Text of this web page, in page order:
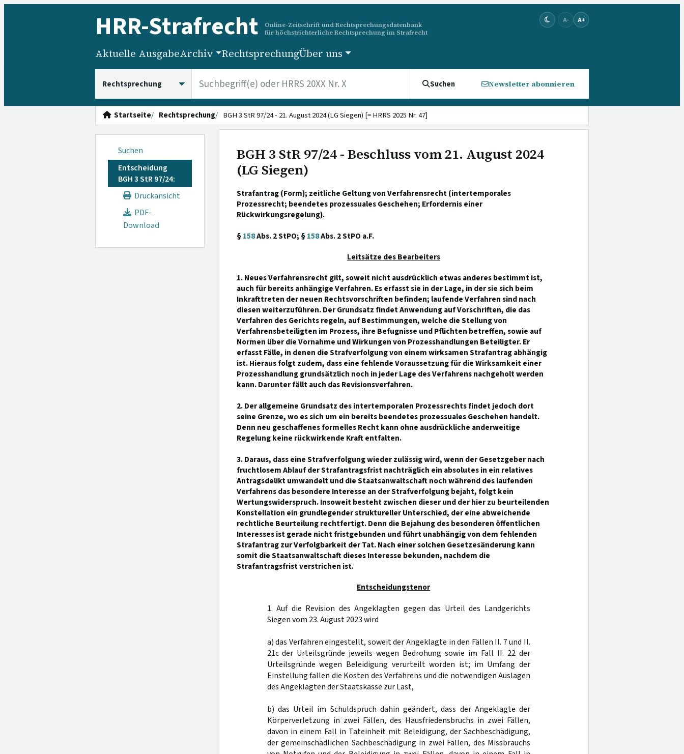
HRR-Strafrecht
Online-Zeitschrift und Rechtsprechungsdatenbank
für höchstrichterliche Rechtsprechung im Strafrecht
A- A+
Aktuelle AusgabeArchiv RechtsprechungÜber uns
Suchen Newsletter abonnieren
Startseite Rechtsprechung BGH 3 StR 97/24 - 21. August 2024 (LG Siegen) [= HRRS 2025 Nr. 47]
Suchen
Entscheidung
BGH 3 StR 97/24:
Druckansicht
PDF-
Download
BGH 3 StR 97/24 - Beschluss vom 21. August 2024
(LG Siegen)
Strafantrag (Form); zeitliche Geltung von Verfahrensrecht (intertemporales
Prozessrecht; beendetes prozessuales Geschehen; Erfordernis einer
Rückwirkungsregelung).
§158Abs. 2 StPO; §158Abs. 2 StPO a.F.
Leitsätze des Bearbeiters
1. Neues Verfahrensrecht gilt, soweit nicht ausdrücklich etwas anderes bestimmt ist,
auch für bereits anhängige Verfahren. Es erfasst sie in der Lage, in der sie sich beim
Inkrafttreten der neuen Rechtsvorschriften befinden; laufende Verfahren sind nach
diesen weiterzuführen. Der Grundsatz findet Anwendung auf Vorschriften, die das
Verfahren des Gerichts regeln, auf Bestimmungen, welche die Stellung von
Verfahrensbeteiligten im Prozess, ihre Befugnisse und Pflichten betreffen, sowie auf
Normen über die Vornahme und Wirkungen von Prozesshandlungen Beteiligter. Er
erfasst Fälle, in denen die Strafverfolgung von einem wirksamen Strafantrag abhängig
ist. Hieraus folgt zudem, dass eine fehlende Voraussetzung für die Wirksamkeit einer
Prozesshandlung grundsätzlich noch in jeder Lage des Verfahrens nachgeholt werden
kann. Darunter fällt auch das Revisionsverfahren.
2. Der allgemeine Grundsatz des intertemporalen Prozessrechts findet jedoch dort
seine Grenze, wo es sich um ein bereits beendetes prozessuales Geschehen handelt.
Denn neu geschaffenes formelles Recht kann ohne ausdrückliche anderweitige
Regelung keine rückwirkende Kraft entfalten.
3. Daraus, dass eine Strafverfolgung wieder zulässig wird, wenn der Gesetzgeber nach
fruchtlosem Ablauf der Strafantragsfrist nachträglich ein absolutes in ein relatives
Antragsdelikt umwandelt und die Staatsanwaltschaft noch während des laufenden
Verfahrens das besondere Interesse an der Strafverfolgung bejaht, folgt kein
Wertungswiderspruch. Insoweit besteht zwischen dieser und der hier zu beurteilenden
Konstellation ein grundlegender struktureller Unterschied, der eine abweichende
rechtliche Beurteilung rechtfertigt. Denn die Bejahung des besonderen öffentlichen
Interesses ist gerade nicht fristgebunden und führt unabhängig von dem fehlenden
Strafantrag zur Verfolgbarkeit der Tat. Nach einer solchen Gesetzesänderung kann
somit die Staatsanwaltschaft dieses Interesse bekunden, nachdem die
Strafantragsfrist verstrichen ist.
Entscheidungstenor
1. Auf die Revision des Angeklagten gegen das Urteil des Landgerichts
Siegen vom 23. August 2023 wird
a) das Verfahren eingestellt, soweit der Angeklagte in den Fällen II. 7 und II.
21c der Urteilsgründe jeweils wegen Bedrohung sowie im Fall II. 22 der
Urteilsgründe wegen Beleidigung verurteilt worden ist; im Umfang der
Einstellung fallen die Kosten des Verfahrens und die notwendigen Auslagen
des Angeklagten der Staatskasse zur Last,
b) das Urteil im Schuldspruch dahin geändert, dass der Angeklagte der
Körperverletzung in zwei Fällen, des Hausfriedensbruchs in zwei Fällen,
davon in einem Fall in Tateinheit mit Beleidigung, der Sachbeschädigung,
der gemeinschädlichen Sachbeschädigung in zwei Fällen, des Missbrauchs